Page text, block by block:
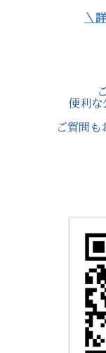
＼
便利な
ご質問も